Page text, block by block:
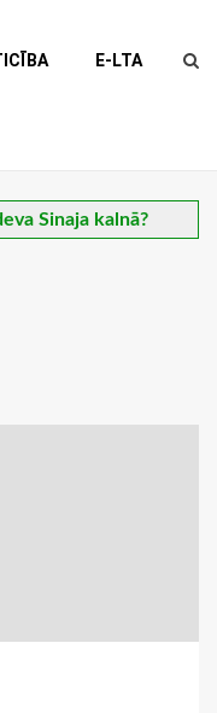
E-LTA
Sinaja kalnā?